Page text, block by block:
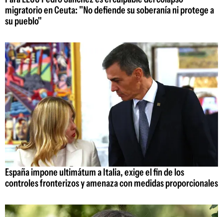
migratorio en Ceuta: "No defiende su soberanía ni protege a
su pueblo"
España impone ultimátum a Italia, exige el fin de los
controles fronterizos y amenaza con medidas proporcionales